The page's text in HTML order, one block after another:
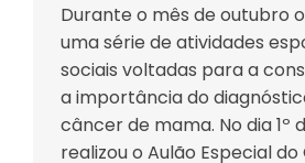
Durante o mês de outubro
uma série de atividades
sociais voltadas para a
a importância do
câncer de mama. No dia 1º
realizou o Aulão Especial